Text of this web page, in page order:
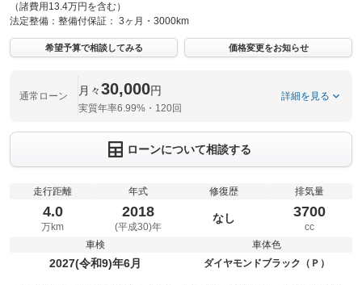
（諸費用13.4万円を含む）
法定整備： 整備付保証： 3ヶ月・3000km
希望予算で相談してみる 価格変更をお知らせ
通常ローン 月々30,000円
実質年率6.99%・120回
詳細を見る
ローンについて相談する
走行距離
4.0
万km
年式
2018
(平成30)年
修復歴
なし
排気量
3700
cc
車検
2027(令和9)年6月
車体色
ダイヤモンドブラック（Ｐ）